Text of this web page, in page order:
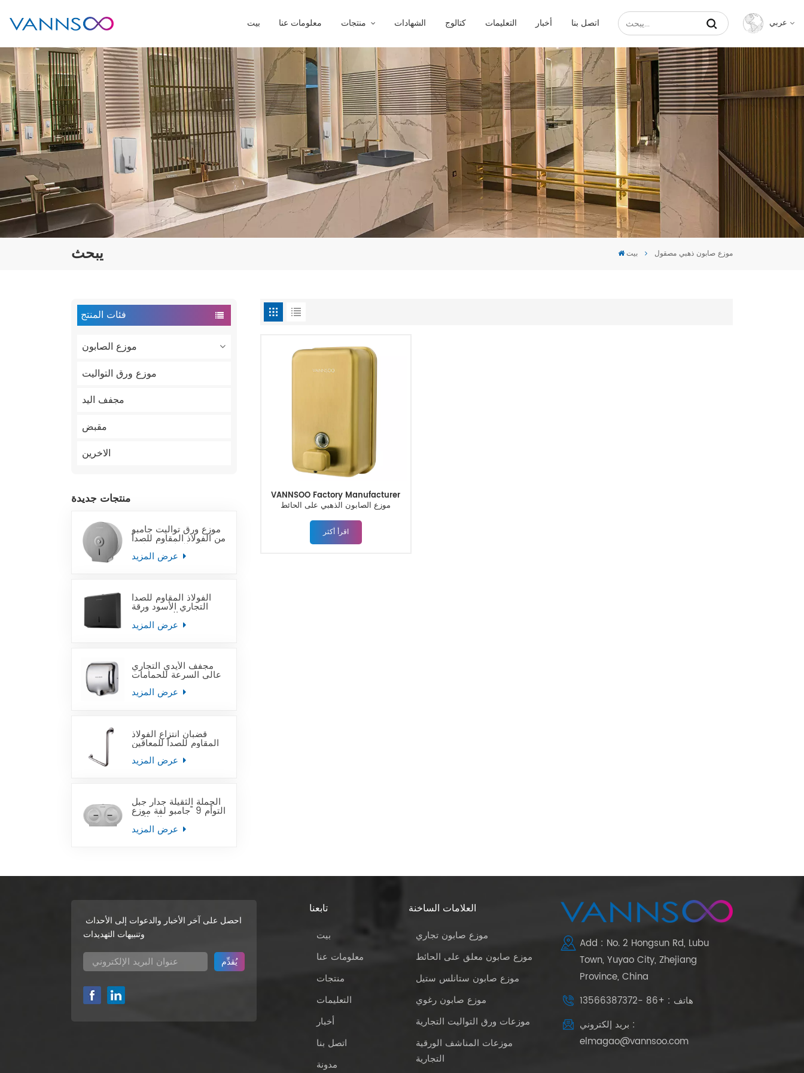
بيت معلومات عنا الشهادات كتالوج التعليمات أخبار اتصل بنا عربي
Français
Español
عربي
يبحث بيت موزع صابون ذهبي مصقول
فئات المنتج
موزع الصابون
موزع ورق التواليت
مجفف اليد
مقبض
الاخرين
منتجات جديدة
موزع ورق تواليت جامبو
من الفولاذ المقاوم للصدأ
على الحائط التجاري
الفولاذ المقاوم للصدأ
التجاري الأسود ورقة
منشفة اليد موزعات
مجفف الأيدي التجاري
عالي السرعة للحمامات
قضبان انتزاع الفولاذ
المقاوم للصدأ للمعاقين
الجملة الثقيلة جدار جبل
التوأم 9 "جامبو لفة موزع
ورق التواليت
VANNSOO Factory Manufacturer
موزع الصابون الذهبي على الحائط
اقرأ أكثر
تابعنا
بيت
معلومات عنا
منتجات
التعليمات
أخبار
اتصل بنا
مدونة
العلامات الساخنة
موزع صابون تجاري
موزع صابون معلق على الحائط
موزع صابون ستانلس ستيل
موزع صابون رغوي
موزعات ورق التواليت التجارية
موزعات المناشف الورقية
التجارية
Add : No. 2 Hongsun Rd, Lubu
Town, Yuyao City, Zhejiang
Province, China
هاتف : +86 -13566387372
بريد إلكتروني :
elmagao@vannsoo.com